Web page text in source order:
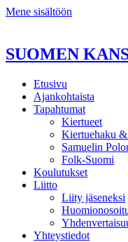
Mene sisältöön
SUOMEN
Etusivu
Ajankohtaista
Tapahtumat
Kiertueet
Kiertuehaku
Samuelin
Folk-Suomi
Koulutukset
Liitto
Liity jäseneksi
Yhteystiedot